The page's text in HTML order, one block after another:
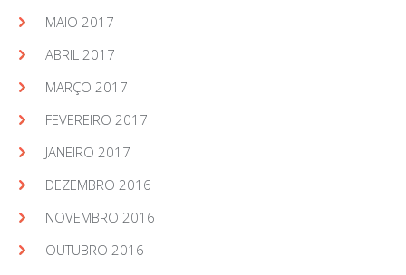
MAIO 2017
ABRIL 2017
MARÇO 2017
FEVEREIRO 2017
JANEIRO 2017
DEZEMBRO 2016
NOVEMBRO 2016
OUTUBRO 2016